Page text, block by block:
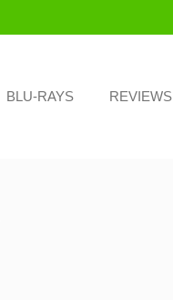
BLU-RAYS REVIEWS